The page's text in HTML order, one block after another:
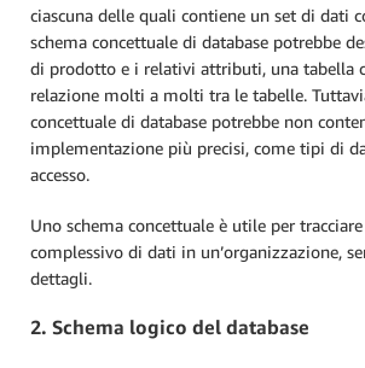
ciascuna delle quali contiene un set di dati
schema concettuale di database potrebbe
di prodotto e i relativi attributi, una tabella
relazione molti a molti tra le tabelle.
concettuale di database potrebbe non
implementazione più precisi, come tipi di
accesso.
Uno schema concettuale è utile per
complessivo di dati in un’organizzazione,
dettagli.
2. Schema logico del database